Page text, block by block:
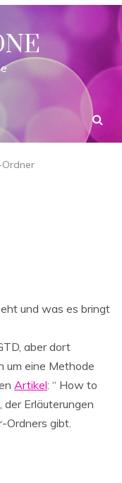
Ordner
und was es bringt
aber dort
um eine Methode
Artikel: “ How to
der Erläuterungen
Ordners gibt.